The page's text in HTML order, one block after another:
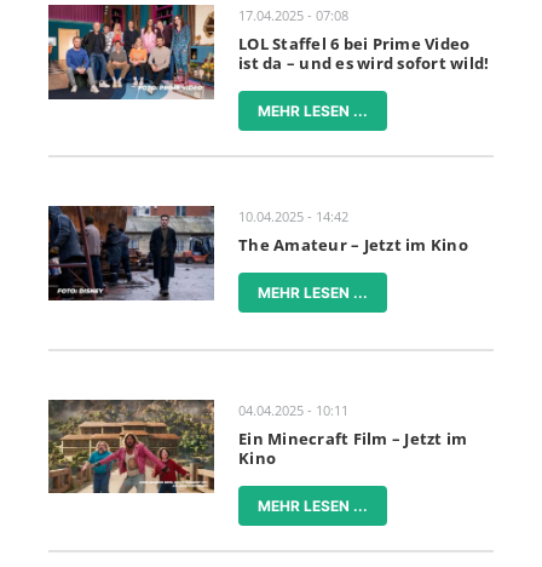
17.04.2025 - 07:08
LOL Staffel 6 bei Prime Video
ist da – und es wird sofort wild!
MEHR LESEN ...
10.04.2025 - 14:42
The Amateur – Jetzt im Kino
MEHR LESEN ...
04.04.2025 - 10:11
Ein Minecraft Film – Jetzt im
Kino
MEHR LESEN ...